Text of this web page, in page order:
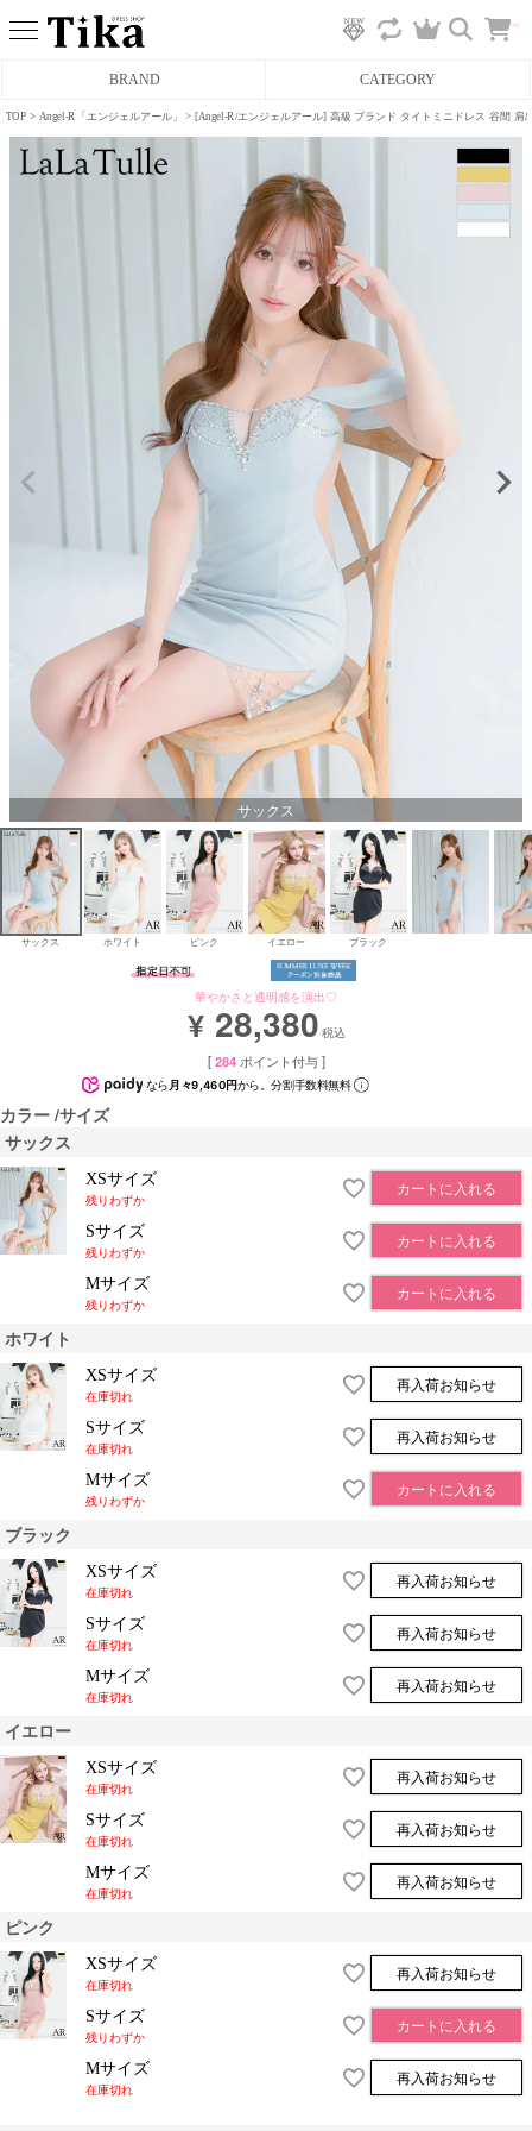
BRAND CATEGORY
タイトロングドレス
へ
TOP Angel-R「エンジェルアール」 [Angel-R/エンジェルアール] 高級 ブランド タイトミニドレス 谷間
サックス
サックス ホワイト ピンク イエロー ブラック
華やかさと透明感を演出♡
¥ 28,380 税込
[ 284 ポイント付与 ]
なら 月々9,460円から。分割手数料無料
カラー サイズ
サックス
XSサイズ
残りわずか
カートに入れる
Sサイズ
残りわずか
カートに入れる
Mサイズ
残りわずか
カートに入れる
ホワイト
XSサイズ
在庫切れ
再入荷お知らせ
Sサイズ
在庫切れ
再入荷お知らせ
Mサイズ
残りわずか
カートに入れる
ブラック
XSサイズ
在庫切れ
再入荷お知らせ
Sサイズ
在庫切れ
再入荷お知らせ
Mサイズ
在庫切れ
再入荷お知らせ
イエロー
XSサイズ
在庫切れ
再入荷お知らせ
Sサイズ
在庫切れ
再入荷お知らせ
Mサイズ
在庫切れ
再入荷お知らせ
ピンク
XSサイズ
在庫切れ
再入荷お知らせ
Sサイズ
残りわずか
カートに入れる
Mサイズ
在庫切れ
再入荷お知らせ